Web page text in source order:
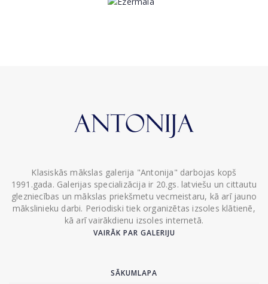
Klasiskās mākslas galerija "Antonija" darbojas kopš
1991.gada. Galerijas specializācija ir 20.gs. latviešu un cittautu
glezniecības un mākslas priekšmetu vecmeistaru, kā arī jauno
mākslinieku darbi. Periodiski tiek organizētas izsoles klātienē,
kā arī vairākdienu izsoles internetā.
VAIRĀK PAR GALERIJU
SĀKUMLAPA